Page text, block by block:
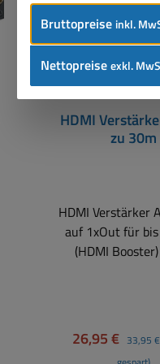
HDMI
zu 30m
HDMI Verstärker
auf 1xOut für
(HDMI
Verlängerung von
Verkaufspreis:
26,95 € 33,95 €
Bruttopreise inkl.
Nettopreiseexkl.